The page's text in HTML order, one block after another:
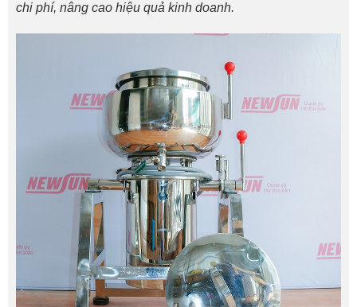
chi phí, nâng cao hiệu quả kinh doanh.